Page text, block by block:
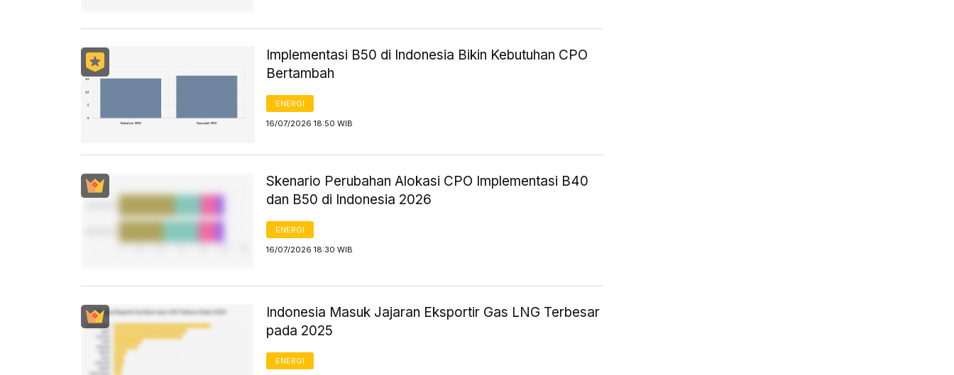
Implementasi B50 di Indonesia Bikin Kebutuhan CPO
Bertambah
ENERGI
16/07/2026 18:50 WIB
Skenario Perubahan Alokasi CPO Implementasi B40
dan B50 di Indonesia 2026
ENERGI
16/07/2026 18:30 WIB
Indonesia Masuk Jajaran Eksportir Gas LNG Terbesar
pada 2025
ENERGI